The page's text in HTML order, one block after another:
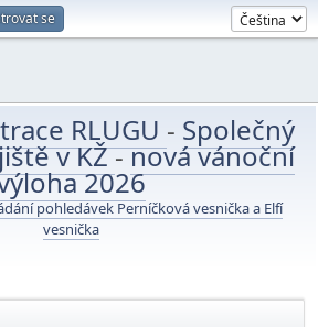
se
RLUGU - Společný
v KŽ-nová vánoční
2026
pohledávek Perníčková vesnička a Elfí
vesnička